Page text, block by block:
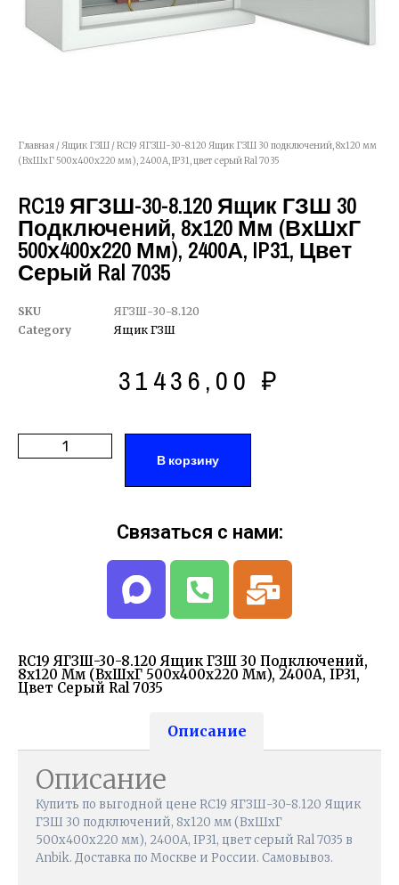
Главная /Ящик ГЗШ / RC19 ЯГЗШ-30-8.120 Ящик ГЗШ 30 подключений, 8х120 мм
(ВхШхГ 500х400х220 мм), 2400А, IP31, цвет серый Ral 7035
RC19 ЯГЗШ-30-8.120 Ящик ГЗШ 30
Подключений, 8х120 Мм (ВхШхГ
500х400х220 Мм), 2400А, IP31, Цвет
Серый Ral 7035
SKU
ЯГЗШ-30-8.120
Category
Ящик ГЗШ
31436,00 ₽
В корзину
RC19 ЯГЗШ-30-8.120 Ящик ГЗШ 30 Подключений,
8х120 Мм (ВхШхГ 500х400х220 Мм), 2400А, IP31,
Цвет Серый Ral 7035
Описание
Описание
Купить по выгодной цене RC19 ЯГЗШ-30-8.120 Ящик
ГЗШ 30 подключений, 8х120 мм (ВхШхГ
500х400х220 мм), 2400А, IP31, цвет серый Ral 7035 в
Anbik. Доставка по Москве и России. Самовывоз.
Связаться с нами: